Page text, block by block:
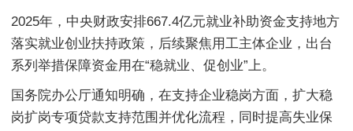
2025年，中央财政安排667.4亿元就业补助资金支持地方
落实就业创业扶持政策，后续聚焦用工主体企业，出台
系列举措保障资金用在“稳就业、促创业”上。
国务院办公厅通知明确，在支持企业稳岗方面，扩大稳
岗扩岗专项贷款支持范围并优化流程，同时提高失业保